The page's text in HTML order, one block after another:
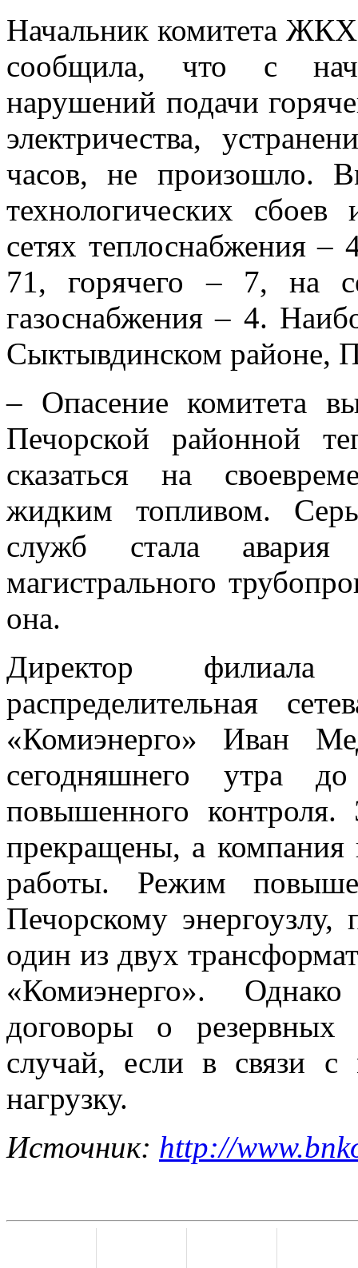
Начальник комитета
сообщила, что с
нарушений подачи
электричества,
часов, не произошло.
технологических
сетях теплоснабжения –
71, горячего – 7, на
газоснабжения – 4.
Сыктывдинском районе,
– Опасение комитета
Печорской районной
сказаться на
жидким топливом.
служб стала авария
магистрального
она.
Директор филиала
распределительная
«Комиэнерго» Иван
сегодняшнего утра
повышенного контроля.
прекращены, а
работы. Режим
Печорскому
один из двух
«Комиэнерго».
договоры о резервных
случай, если в связи с
нагрузку.
Источник: http://